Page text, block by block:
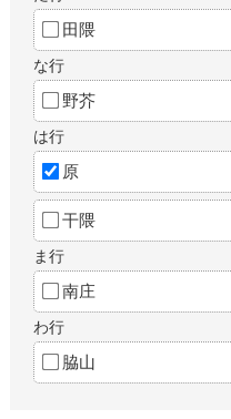
田隈
な行
野芥
は行
原
干隈
ま行
南庄
わ行
脇山